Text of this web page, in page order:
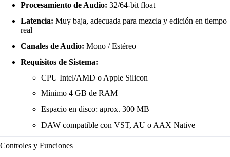
Procesamiento de Audio: 32/64-bit float
Latencia: Muy baja, adecuada para mezcla y edición en tiempo
real
Canales de Audio: Mono / Estéreo
Requisitos de Sistema:
CPU Intel/AMD o Apple Silicon
Mínimo 4 GB de RAM
Espacio en disco: aprox. 300 MB
DAW compatible con VST, AU o AAX Native
Controles y Funciones